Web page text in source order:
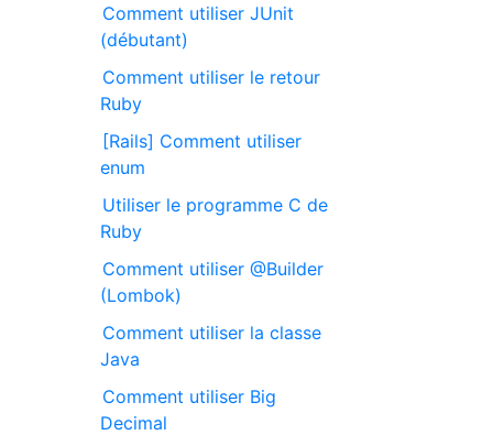
Comment utiliser JUnit
(débutant)
Comment utiliser le retour
Ruby
[Rails] Comment utiliser
enum
Utiliser le programme C de
Ruby
Comment utiliser @Builder
(Lombok)
Comment utiliser la classe
Java
Comment utiliser Big
Decimal